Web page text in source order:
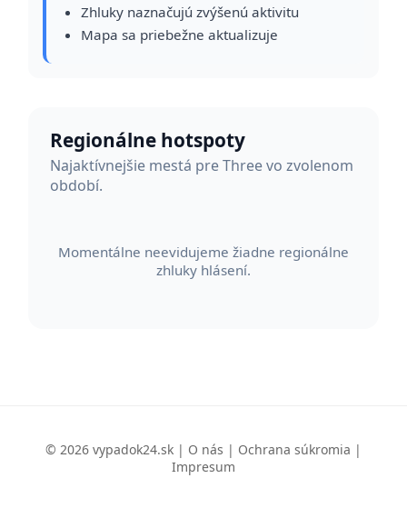
Zhluky naznačujú zvýšenú aktivitu
Mapa sa priebežne aktualizuje
Regionálne hotspoty
Najaktívnejšie mestá pre Three vo zvolenom
období.
Momentálne neevidujeme žiadne regionálne
zhluky hlásení.
© 2026 vypadok24.sk | O nás | Ochrana súkromia |
Impresum